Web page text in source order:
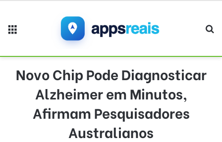
Novo Chip Pode Diagnosticar
Alzheimer em Minutos,
Afirmam Pesquisadores
Australianos